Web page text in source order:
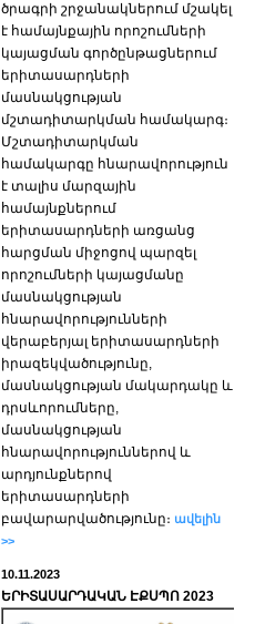
ծրագրի շրջանակներում մշակել
է համայնքային որոշումների
կայացման գործընթացներում
երիտասարդների
մասնակցության
մշտադիտարկման համակարգ։
Մշտադիտարկման
համակարգը հնարավորություն
է տալիս մարզային
համայնքներում
երիտասարդների առցանց
հարցման միջոցով պարզել
որոշումների կայացմանը
մասնակցության
հնարավորությունների
վերաբերյալ երիտասարդների
իրազեկվածությունը,
մասնակցության մակարդակը և
դրսևորումները,
մասնակցության
հնարավորություններով և
արդյունքներով
երիտասարդների
բավարարվածությունը։ ավելին
>>
10.11.2023
ԵՐԻՏԱՍԱՐԴԱԿԱՆ ԷՔՍՊՈ 2023